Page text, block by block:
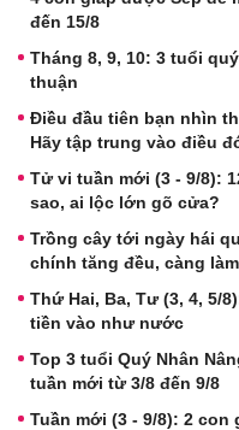
đến 15/8
Tháng 8, 9, 10: 3 tuổi
thuận
Điều đầu tiên bạn nhìn
Hãy tập trung vào điều
Tử vi tuần mới (3 - 9/8):
sao, ai lộc lớn gõ cửa?
Trồng cây tới ngày hái
chính tăng đều, càng
Thứ Hai, Ba, Tư (3, 4, 5/
tiền vào như nước
Top 3 tuổi Quý Nhân
tuần mới từ 3/8 đến 9/8
Tuần mới (3 - 9/8): 2